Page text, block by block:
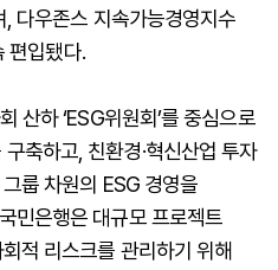
, 다우존스 지속가능경영지수
편입됐다.
산하 ‘ESG위원회’를 중심으로
축하고, 친환경·혁신산업 투자
룹 차원의 ESG 경영을
민은행은 대규모 프로젝트
적 리스크를 관리하기 위해